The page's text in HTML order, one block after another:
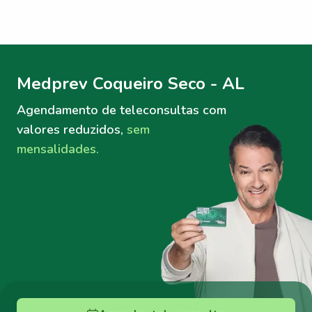
Medprev Coqueiro Seco - AL
Agendamento de teleconsultas com
valores reduzidos, sem
mensalidades.